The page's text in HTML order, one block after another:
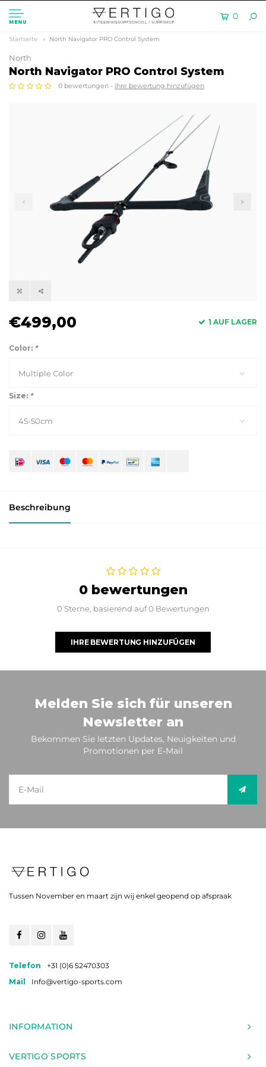
MENU
0
Startseite North Navigator PRO Control System
North
North Navigator PRO Control System
0 bewertungen - ihre bewertung hinzufügen
€499,00 1 AUF LAGER
Color: *
Multiple Color
Size: *
45-50cm
Beschreibung
0 bewertungen
0 Sterne, basierend auf 0 Bewertungen
IHRE BEWERTUNG HINZUFÜGEN
Melden Sie sich für unseren
Newsletter an
Bekommen Sie letzten Updates, Neuigkeiten und
Promotionen per E-Mail
Tussen November en maart zijn wij enkel geopend op afspraak
Telefon
+31 (0)6 52470303
Mail
Info@vertigo-sports.com
INFORMATION
VERTIGO SPORTS